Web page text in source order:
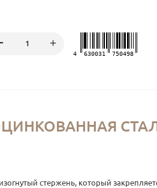
4 630031 750498
СТАЛЬ
стержень, который